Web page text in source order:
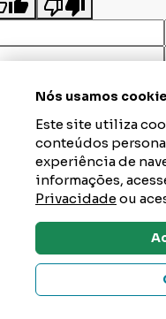
Nós usamos
Este site utiliza
conteúdos
experiência de
informações,
Privacidadeou